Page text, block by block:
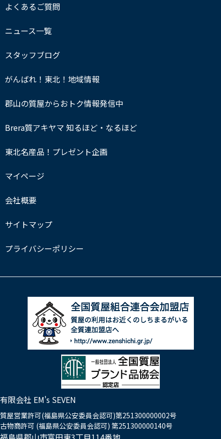
よくあるご質問
ニュース一覧
スタッフブログ
がんばれ！東北！地域情報
郡山の質屋からおトク情報発信中
Brera質アキヤマ 知るほど・なるほど
東北名産品！プレゼント企画
マイページ
会社概要
サイトマップ
プライバシーポリシー
有限会社 EM's SEVEN
質屋営業許可(福島県公安委員会認可)第251300000002号
古物商許可 (福島県公安委員会認可) 第251300000140号